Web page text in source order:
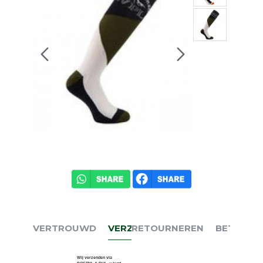
VERTROUWD VERZENDEN
Wij verzenden via
RETOURNEREN BETALEN